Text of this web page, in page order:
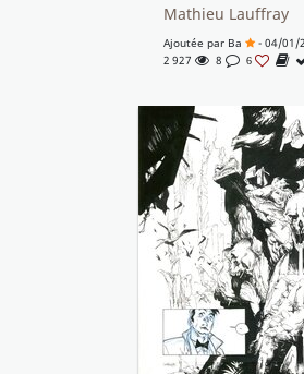
Mathieu Lauffray
Ajoutée par Ba
- 04/01/
2 927
8 6